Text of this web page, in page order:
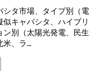
タ市場、タイプ別（電
キャパシタ、ハイブリ
別（太陽光発電、民生
米、ラ...